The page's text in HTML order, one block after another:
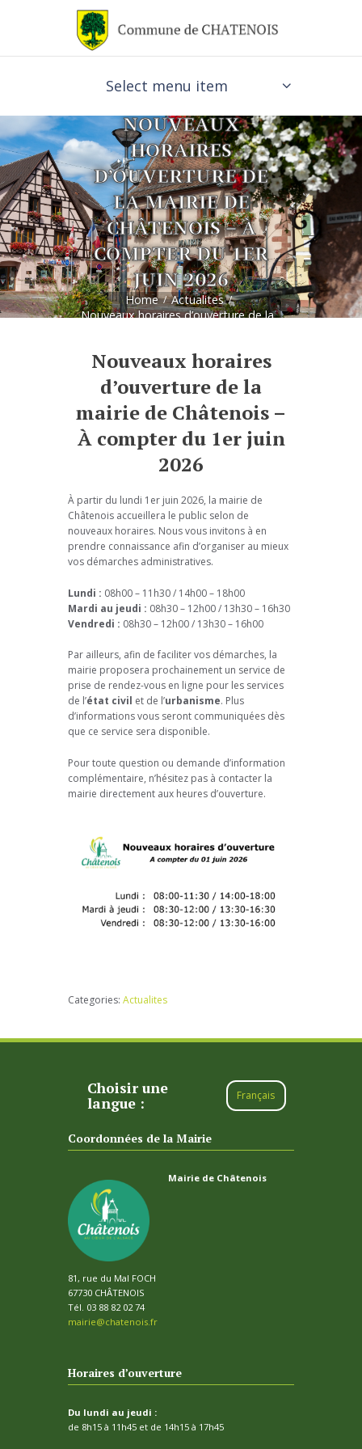
Select menu item
NOUVEAUX
HORAIRES
D’OUVERTURE DE
LA MAIRIE DE
CHÂTENOIS – À
COMPTER DU 1ER
JUIN 2026
Home
Actualites
Nouveaux horaires d’ouverture de la...
Nouveaux horaires
d’ouverture de la
mairie de Châtenois –
À compter du 1er juin
2026
À partir du lundi 1er juin 2026, la mairie de
Châtenois accueillera le public selon de
nouveaux horaires. Nous vous invitons à en
prendre connaissance afin d’organiser au mieux
vos démarches administratives.
Lundi : 08h00 – 11h30 / 14h00 – 18h00
Mardi au jeudi : 08h30 – 12h00 / 13h30 – 16h30
Vendredi : 08h30 – 12h00 / 13h30 – 16h00
Par ailleurs, afin de faciliter vos démarches, la
mairie proposera prochainement un service de
prise de rendez-vous en ligne pour les services
de l’état civil et de l’urbanisme. Plus
d’informations vous seront communiquées dès
que ce service sera disponible.
Pour toute question ou demande d’information
complémentaire, n’hésitez pas à contacter la
mairie directement aux heures d’ouverture.
Categories: Actualites
Choisir une
langue :
Français
Coordonnées de la Mairie
Mairie de Châtenois
81, rue du Mal FOCH
67730 CHÂTENOIS
Tél. 03 88 82 02 74
mairie@chatenois.fr
Horaires d’ouverture
Du lundi au jeudi :
de 8h15 à 11h45 et de 14h15 à 17h45